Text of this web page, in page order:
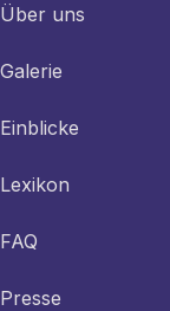
Über uns
Galerie
Einblicke
Lexikon
FAQ
Presse